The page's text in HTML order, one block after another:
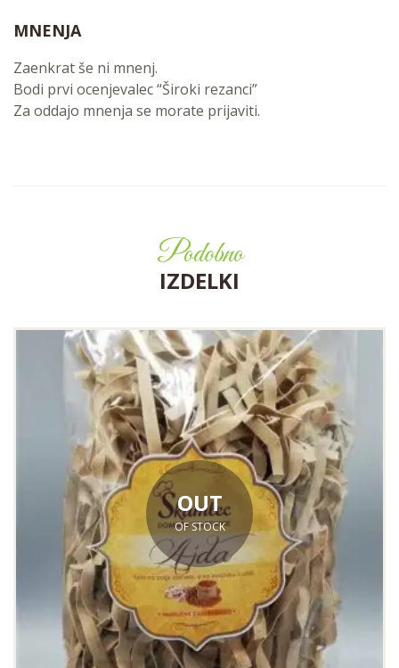
MNENJA
Zaenkrat še ni mnenj.
Bodi prvi ocenjevalec “Široki rezanci”
Za oddajo mnenja se morate prijaviti.
Podobno
IZDELKI
OUT
OF STOCK